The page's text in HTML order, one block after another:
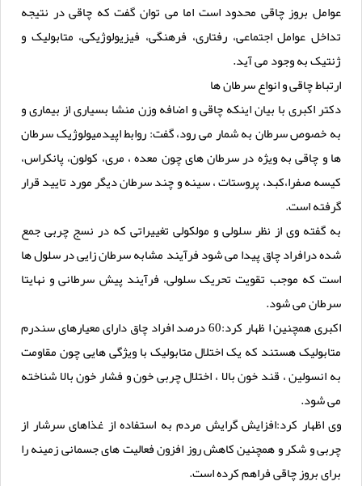
عوامل بروز چاقی محدود است اما می توان گفت که چاقی در نتیجه
تداخل عوامل اجتماعی، رفتاری، فرهنگی، فیزیولوژیکی، متابولیک و
ژنتیک به وجود می آید.
ارتباط چاقی و انواع سرطان ها
دکتر اکبری با بیان اینکه چاقی و اضافه وزن منشا بسیاری از بیماری و
به خصوص سرطان به شمار می رود، گفت: روابط اپیدمیولوژیک سرطان
ها و چاقی به ویژه در سرطان های چون معده ، مری، کولون، پانکراس،
کیسه صفرا،کبد، پروستات ، سینه و چند سرطان دیگر مورد تایید قرار
گرفته است.
به گفته وی از نظر سلولی و مولکولی تغییراتی که در نسج چربی جمع
شده درافراد چاق پیدا می شود فرآیند مشابه سرطان زایی در سلول ها
است که موجب تقویت تحریک سلولی، فرآیند پیش سرطانی و نهایتا
سرطان می شود.
اکبری همچنین ا ظهار کرد:60 درصد افراد چاق دارای معیارهای سندرم
متابولیک هستند که یک اختلال متابولیک با ویژگی هایی چون مقاومت
به انسولین ، قند خون بالا ، اختلال چربی خون و فشار خون بالا شناخته
می شود.
وی اظهار کرد:افزایش گرایش مردم به استفاده از غذاهای سرشار از
چربی و شکر و همچنین کاهش روز افزون فعالیت های جسمانی زمینه را
برای بروز چاقی فراهم کرده است.